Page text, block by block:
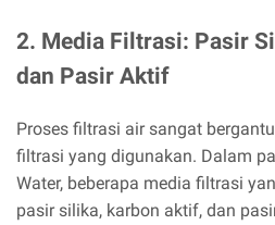
2. Media Filtrasi: Pasir
dan Pasir Aktif
Proses filtrasi air sangat
filtrasi yang digunakan. Dalam
Water, beberapa media filtrasi
pasir silika, karbon aktif, dan